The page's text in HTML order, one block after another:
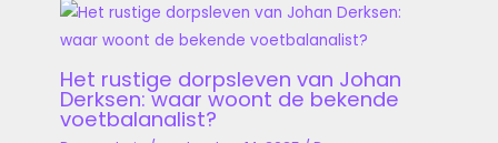
Het rustige dorpsleven van Johan
Derksen: waar woont de bekende
voetbalanalist?